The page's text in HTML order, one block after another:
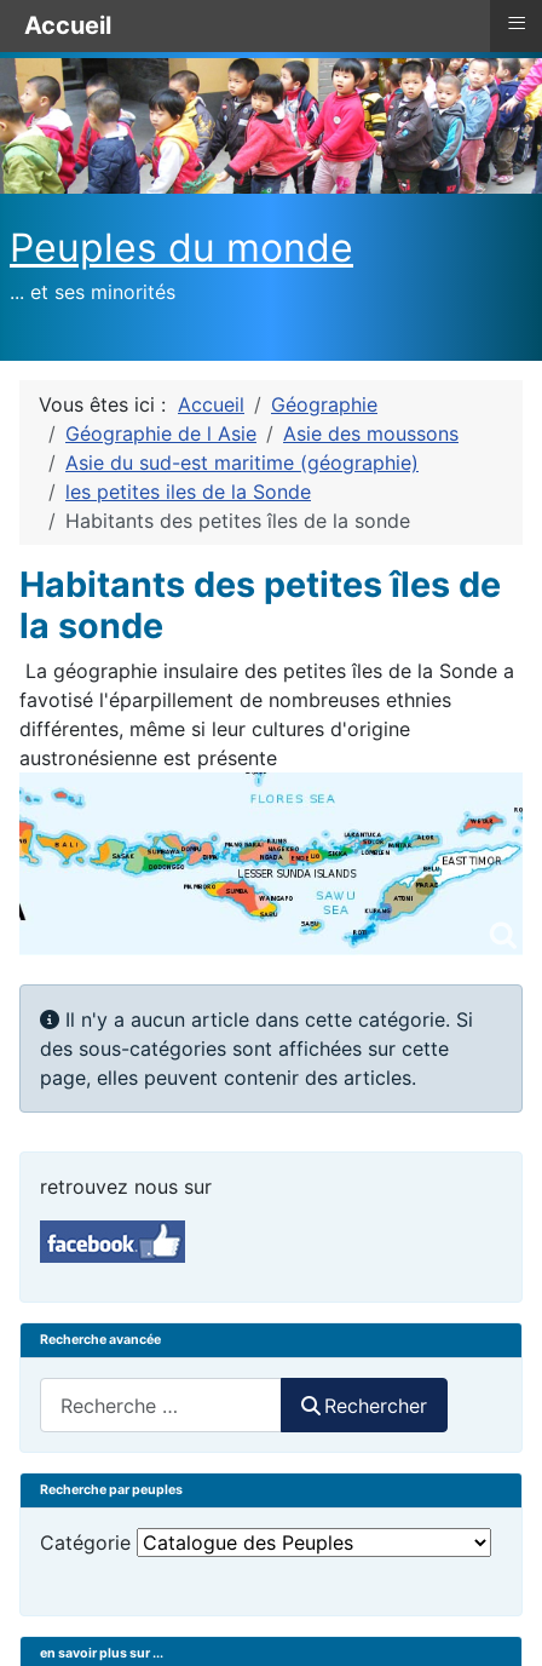
Peuples du monde
... et ses minorités
Vous êtes ici : Accueil
Géographie
Géographie de l Asie
Asie des moussons
Asie du sud-est maritime (géographie)
les petites iles de la Sonde
Habitants des petites îles de la sonde
Habitants des petites îles de
la sonde
La géographie insulaire des petites îles de la Sonde a
favotisé l'éparpillement de nombreuses ethnies
différentes, même si leur cultures d'origine
austronésienne est présente
Info
Il n'y a aucun article dans cette catégorie. Si
des sous-catégories sont affichées sur cette
page, elles peuvent contenir des articles.
retrouvez nous sur
Recherche avancée
Rechercher
Recherche par peuples
Catégorie
en savoir plus sur ...
Accueil ≡